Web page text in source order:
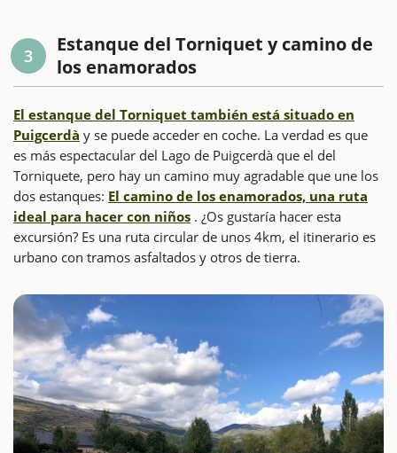
3
Estanque del Torniquet y camino de
los enamorados
El estanque del Torniquet también está situado en
Puigcerdà y se puede acceder en coche. La verdad es que
es más espectacular del Lago de Puigcerdà que el del
Torniquete, pero hay un camino muy agradable que une los
dos estanques: El camino de los enamorados, una ruta
ideal para hacer con niños . ¿Os gustaría hacer esta
excursión? Es una ruta circular de unos 4km, el itinerario es
urbano con tramos asfaltados y otros de tierra.